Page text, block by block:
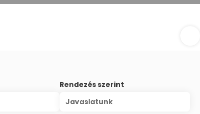
Rendezés szerint
Javaslatunk